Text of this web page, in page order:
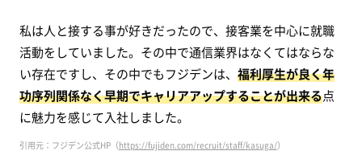
私は人と接する事が好きだったので、接客業を中心に就職
活動をしていました。その中で通信業界はなくてはならな
い存在ですし、その中でもフジデンは、 福利厚生が良く年
功序列関係なく早期でキャリアアップすることが出来る点
に魅力を感じて入社しました。
引用元：フジデン公式HP（https://fujiden.com/recruit/staff/kasuga/）